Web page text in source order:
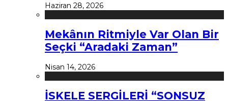
Haziran 28, 2026
Mekânın Ritmiyle Var Olan Bir
Seçki “Aradaki Zaman”
Nisan 14, 2026
İSKELE SERGİLERİ “SONSUZ